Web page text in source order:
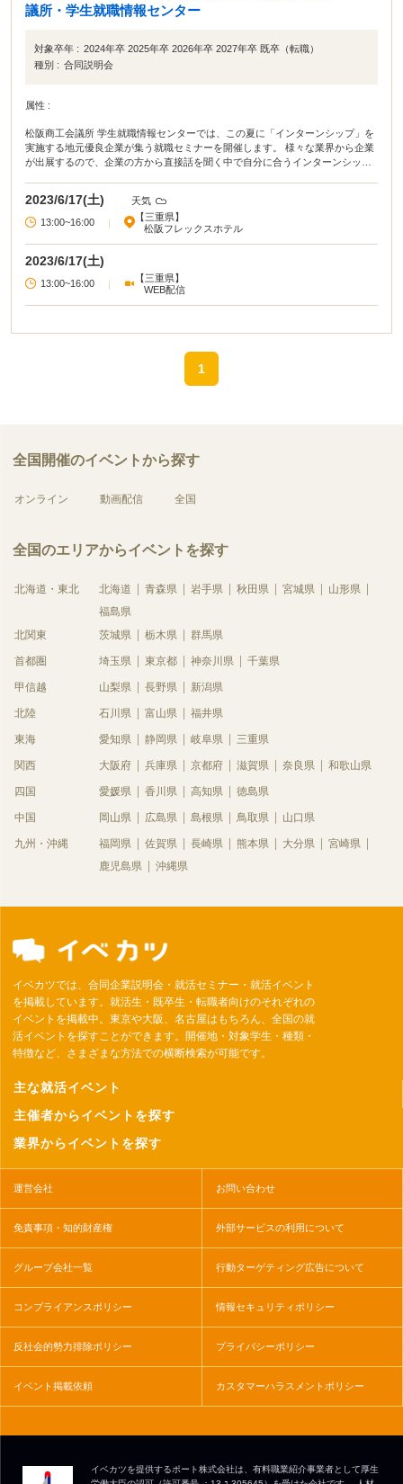
議所・学生就職情報センター
対象卒年 : 2024年卒 2025年卒 2026年卒 2027年卒 既卒（転職）
種別 : 合同説明会
属性 :
松阪商工会議所 学生就職情報センターでは、この夏に「インターンシップ」を
実施する地元優良企業が集う就職セミナーを開催します。 様々な業界から企業
が出展するので、企業の方から直接話を聞く中で自分に合うインターンシップ
2023/6/17(土)
天気
13:00~16:00
|
【三重県】
松阪フレックスホテル
2023/6/17(土)
13:00~16:00 |
【三重県】
WEB配信
1
全国開催のイベントから探す
オンライン 動画配信 全国
全国のエリアからイベントを探す
北海道・東北 北海道 青森県 岩手県 秋田県 宮城県
山形県
福島県
北関東
茨城県 栃木県 群馬県
首都圏 埼玉県 東京都 神奈川県 千葉県
甲信越 山梨県 長野県 新潟県
北陸 石川県 富山県 福井県
東海 愛知県 静岡県 岐阜県 三重県
関西 大阪府 兵庫県 京都府 滋賀県 奈良県 和歌山県
四国 愛媛県 香川県 高知県 徳島県
中国 岡山県 広島県 島根県 鳥取県 山口県
九州・沖縄 福岡県 佐賀県 長崎県 熊本県 大分県
宮崎県
鹿児島県
沖縄県
イベカツでは、合同企業説明会・就活セミナー・就活イベント
を掲載しています。就活生・既卒生・転職者向けのそれぞれの
イベントを掲載中。東京や大阪、名古屋はもちろん、全国の就
活イベントを探すことができます。開催地・対象学生・種類・
特徴など、さまざまな方法での横断検索が可能です。
主な就活イベント
主催者からイベントを探す
業界からイベントを探す
運営会社 お問い合わせ
免責事項・知的財産権 外部サービスの利用について
グループ会社一覧 行動ターゲティング広告について
コンプライアンスポリシー 情報セキュリティポリシー
反社会的勢力排除ポリシー プライバシーポリシー
イベント掲載依頼 カスタマーハラスメントポリシー